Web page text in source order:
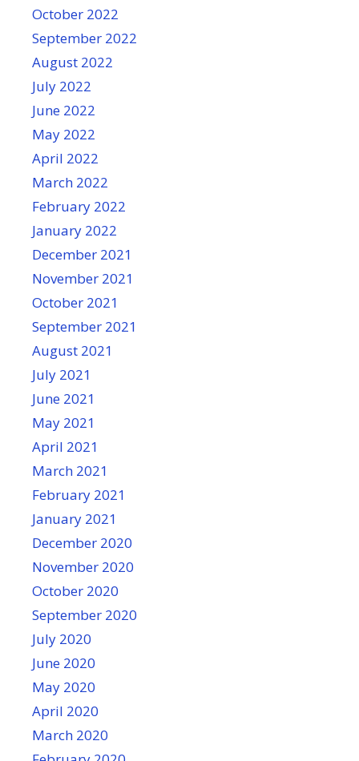
October 2022
September 2022
August 2022
July 2022
June 2022
May 2022
April 2022
March 2022
February 2022
January 2022
December 2021
November 2021
October 2021
September 2021
August 2021
July 2021
June 2021
May 2021
April 2021
March 2021
February 2021
January 2021
December 2020
November 2020
October 2020
September 2020
July 2020
June 2020
May 2020
April 2020
March 2020